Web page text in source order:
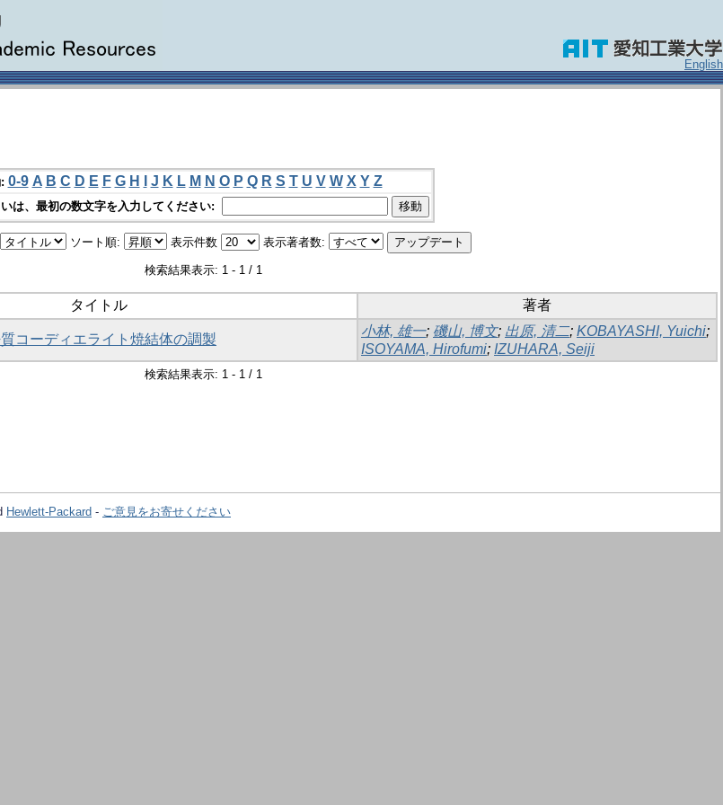
English
0-9 A B C D E F G H J K L M N O P Q R S T U V W X Y Z
は、最初の数文字を入力してください:
ソート順: 表示件数 表示著者数:
検索結果表示: 1 - 1 / 1
タイトル 著者
コーディエライト焼結体の調製
小林, 雄一; 磯山, 博文; 出原, 清二; KOBAYASHI, Yuichi;
ISOYAMA, Hirofumi; IZUHARA, Seiji
検索結果表示: 1 - 1 / 1
Hewlett-Packard - ご意見をお寄せください